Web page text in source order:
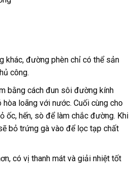
khác, đường phèn chỉ có thể sản
công.
bằng cách đun sôi đường kính
loãng với nước. Cuối cùng cho
ốc, hến, sò để làm chắc đường. Khi
bỏ trứng gà vào để lọc tạp chất
có vị thanh mát và giải nhiệt tốt